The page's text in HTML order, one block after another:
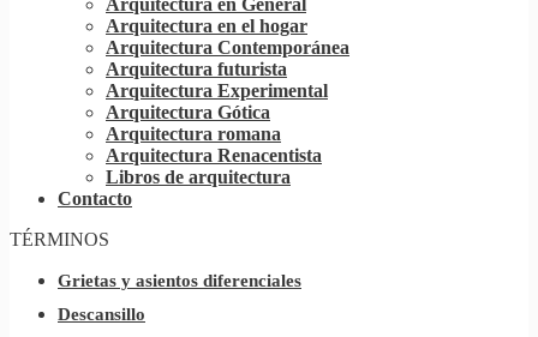
Arquitectura en General
Arquitectura en el hogar
Arquitectura Contemporánea
Arquitectura futurista
Arquitectura Experimental
Arquitectura Gótica
Arquitectura romana
Arquitectura Renacentista
Libros de arquitectura
Contacto
TÉRMINOS
Grietas y asientos diferenciales
Descansillo